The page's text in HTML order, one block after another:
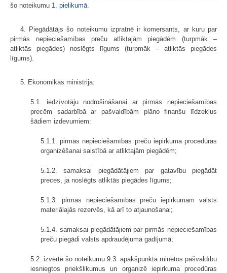
šo noteikumu 1. pielikumā
4. Piegādātājs šo noteikumu izpratnē ir komersants, ar kuru par
pirmās nepieciešamības preču atliktajām piegādēm (turpmāk –
atliktās piegādes) noslēgts līgums (turpmāk – atliktās piegādes
līgums).
5. Ekonomikas ministrija:
5.1. iedzīvotāju nodrošināšanai ar pirmās nepieciešamības
precēm sadarbībā ar pašvaldībām plāno finanšu līdzekļus
šādiem izdevumiem:
5.1.1. pirmās nepieciešamības preču iepirkuma procedūras
organizēšanai saistībā ar atliktajām piegādēm;
5.1.2. samaksai piegādātājiem par gatavību piegādāt
preces, ja noslēgts atliktās piegādes līgums;
5.1.3. pirmās nepieciešamības preču iepirkumam valsts
materiālajās rezervēs, kā arī to atjaunošanai;
5.1.4. samaksai piegādātājiem par pirmās nepieciešamības
preču piegādi valsts apdraudējuma gadījumā;
5.2. izvērtē šo noteikumu 9.3. apakšpunktā minētos pašvaldību
iesniegtos priekšlikumus un organizē iepirkuma procedūras